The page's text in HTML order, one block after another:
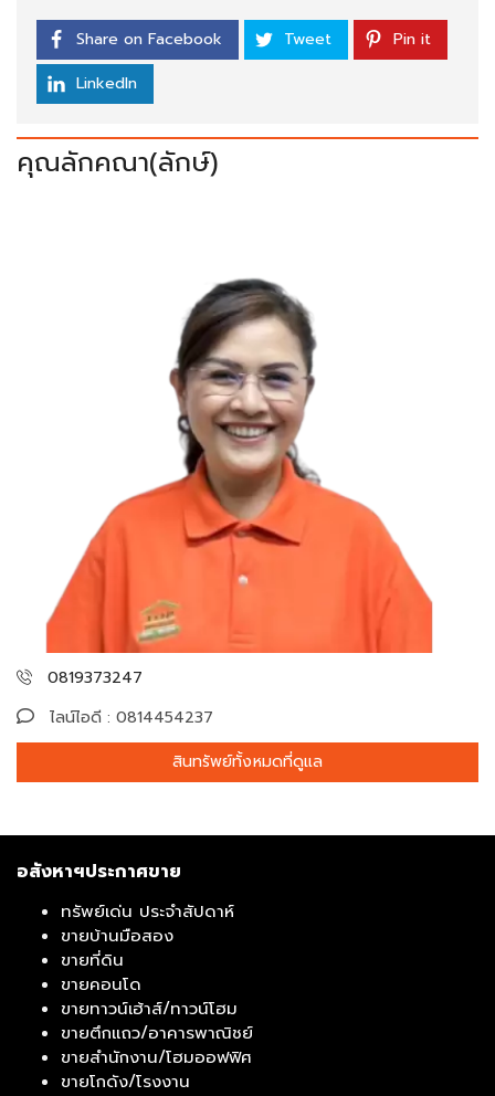
Share on Facebook Tweet
Pin it
LinkedIn
คุณลักคณา(ลักษ์)
0819373247
ไลน์ไอดี : 0814454237
สินทรัพย์ทั้งหมดที่ดูแล
อสังหาฯประกาศขาย
ทรัพย์เด่น ประจำสัปดาห์
ขายบ้านมือสอง
ขายที่ดิน
ขายคอนโด
ขายทาวน์เฮ้าส์/ทาวน์โฮม
ขายตึกแถว/อาคารพาณิชย์
ขายสำนักงาน/โฮมออฟฟิศ
ขายโกดัง/โรงงาน